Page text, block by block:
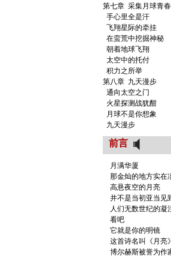
第七章 采集月球青春
手心里全是汗
飞翔星际的牵挂
在蛮荒中挖掘神秘
朝着地球飞翔
太空中的托付
积力之所举
第八章 九天漫步
通向太空之门
火星探测战犹酣
月球不是你想象
九天漫步
前言
月满华厦
那金灿的地方实在
高悬夜空的月亮
并不是当初亚当见
人们无数世纪的凝
看吧
它就是你的明镜
这首诗名叫《月亮
博尔赫斯被誉为作